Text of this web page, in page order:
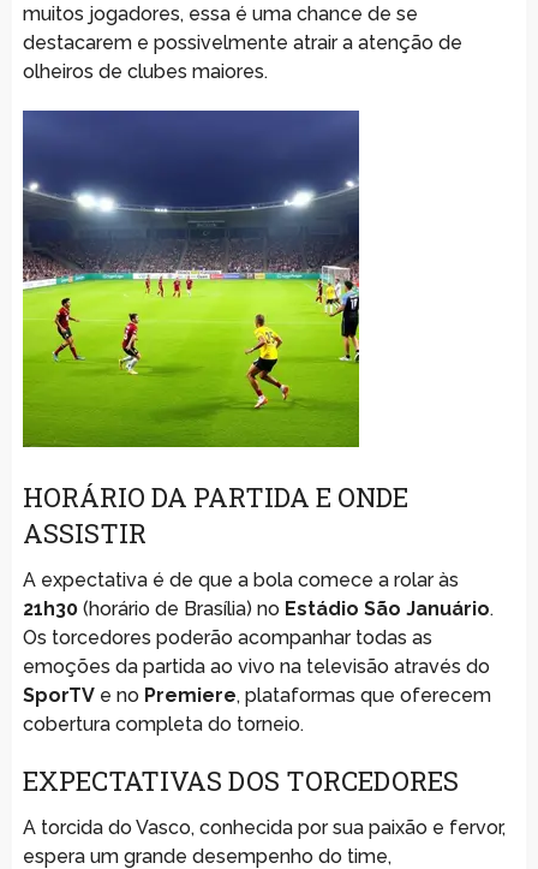
muitos jogadores, essa é uma chance de se
destacarem e possivelmente atrair a atenção de
olheiros de clubes maiores.
HORÁRIO DA PARTIDA E ONDE
ASSISTIR
A expectativa é de que a bola comece a rolar às
21h30(horário de Brasília) no Estádio São Januário.
Os torcedores poderão acompanhar todas as
emoções da partida ao vivo na televisão através do
SporTVe no Premiere, plataformas que oferecem
cobertura completa do torneio.
EXPECTATIVAS DOS TORCEDORES
A torcida do Vasco, conhecida por sua paixão e fervor,
espera um grande desempenho do time,